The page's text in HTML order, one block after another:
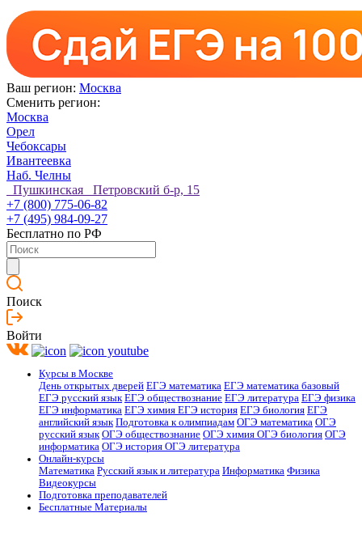
Ваш регион: Москва
Сменить регион:
Москва
Орел
Чебоксары
Ивантеевка
Наб. Челны
Пушкинская Петровский б-р, 15
+7 (800) 775-06-82
+7 (495) 984-09-27
Бесплатно по РФ
Поиск
Войти
Курсы в Москве
День открытых дверей ЕГЭ математика ЕГЭ математика базовый
ЕГЭ русский язык ЕГЭ обществознание ЕГЭ литература ЕГЭ физика
ЕГЭ информатика ЕГЭ химия ЕГЭ история ЕГЭ биология ЕГЭ
английский язык Подготовка к олимпиадам ОГЭ математика ОГЭ
русский язык ОГЭ обществознание ОГЭ химия ОГЭ биология ОГЭ
информатика ОГЭ история ОГЭ литература
Онлайн-курсы
Математика Русский язык и литература Информатика Физика
Видеокурсы
Подготовка преподавателей
Бесплатные Материалы